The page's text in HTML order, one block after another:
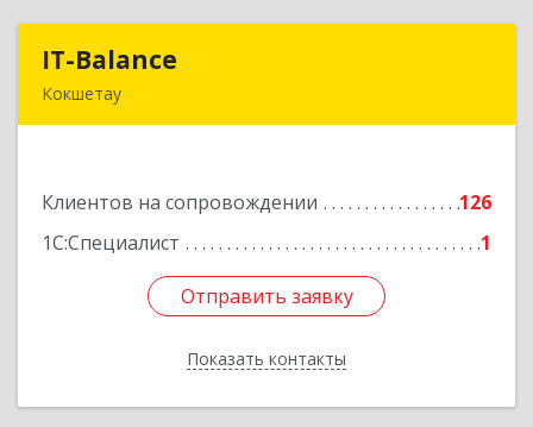
IT-Balance
Кокшетау
Клиентов на сопровождении
126
1С:Специалист
1
Отправить заявку
Показать контакты
Отправить заявку
Назад